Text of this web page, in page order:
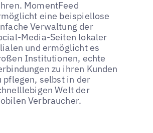
MomentFeed
eine beispiellose
Verwaltung der
Media-Seiten lokaler
und ermöglicht es
Institutionen, echte
zu ihren Kunden
pflegen, selbst in der
Welt der
Verbraucher.